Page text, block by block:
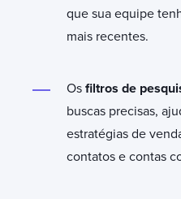
que sua equipe
mais recentes.
Os filtros de
buscas precisas,
estratégias de
contatos e contas